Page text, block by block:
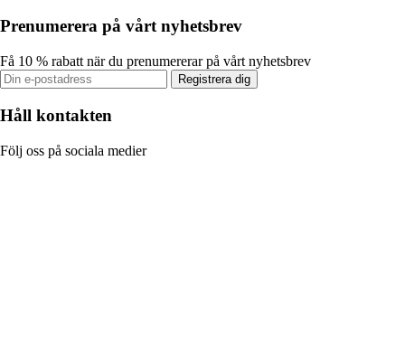
Prenumerera på vårt nyhetsbrev
Få 10 % rabatt när du prenumererar på vårt nyhetsbrev
Registrera dig
Håll kontakten
Följ oss på sociala medier